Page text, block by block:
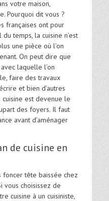
votre maison,
Pourquoi dit vous ?
françaises ont pour
temps, la cuisine n’est
une pièce où l’on
On peut dire que
laquelle l’on
faire des travaux
et bien d’autres
cuisine est devenue le
des foyers. Il faut
avant d’aménager
de cuisine en
foncer tête baissée chez
vous choisissez de
cuisine à un cuisiniste,